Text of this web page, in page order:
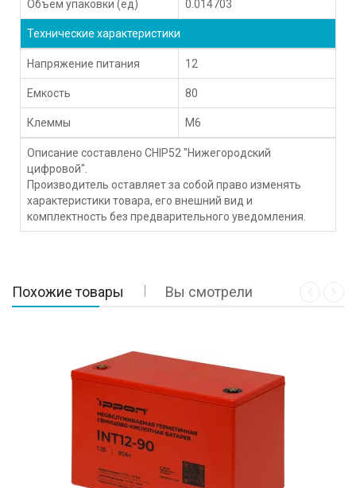
Объем упаковки (ед) 0.014703
Технические характеристики
Напряжение питания 12
Емкость 80
Клеммы M6
Описание составлено CHIP52 "Нижегородский
цифровой".
Производитель оставляет за собой право изменять
характеристики товара, его внешний вид и
комплектность без предварительного уведомления.
Похожие товары Вы смотрели